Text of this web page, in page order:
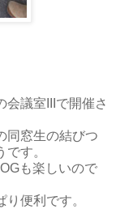
会議室IIIで開催さ
同窓生の結びつ
す。
も楽しいので
便利です。